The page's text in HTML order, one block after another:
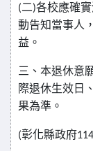
(二)各校應確
動告知當事人
益。
三、本退休意
際退休生效日
果為準。
(彰化縣政府114